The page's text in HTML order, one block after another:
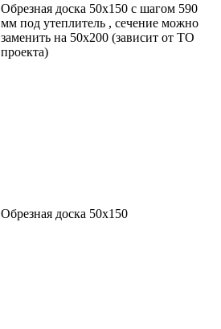
Обрезная доска 50х150 с шагом 590
мм под утеплитель , сечение можно
заменить на 50х200 (зависит от ТО
проекта)
Обрезная доска 50х150